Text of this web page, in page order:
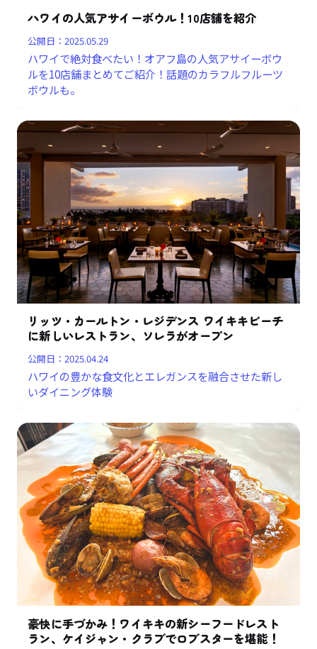
ハワイの人気アサイーボウル！10店舗を紹介
公開日：2025.05.29
ハワイで絶対食べたい！オアフ島の人気アサイーボウ
ルを10店舗まとめてご紹介！話題のカラフルフルーツ
ボウルも。
リッツ・カールトン・レジデンス ワイキキビーチ
に新しいレストラン、ソレラがオープン
公開日：2025.04.24
ハワイの豊かな食文化とエレガンスを融合させた新し
いダイニング体験
豪快に手づかみ！ワイキキの新シーフードレスト
ラン、ケイジャン・クラブでロブスターを堪能！